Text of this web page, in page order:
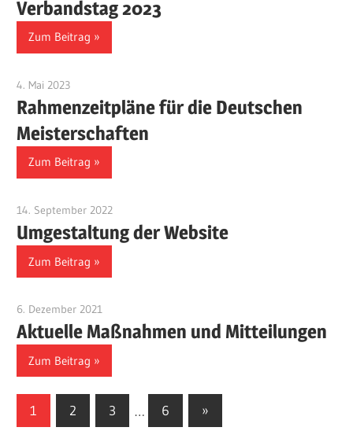
Verbandstag 2023
Zum Beitrag
4. Mai 2023
Rahmenzeitpläne für die Deutschen
Meisterschaften
Zum Beitrag
14. September 2022
Umgestaltung der Website
Zum Beitrag
6. Dezember 2021
Aktuelle Maßnahmen und Mitteilungen
Zum Beitrag
Seitennummerierung
1 2 3 … 6
Nächste
Beiträge
»